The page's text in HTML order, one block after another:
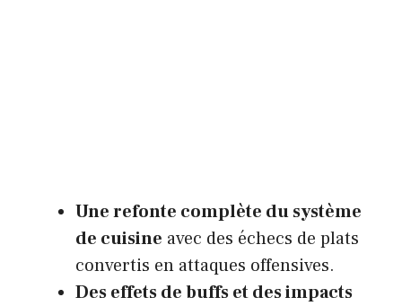
Une refonte complète du système
de cuisine avec des échecs de plats
convertis en attaques offensives.
Des effets de buffs et des impacts